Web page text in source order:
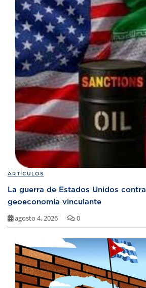
ARTÍCULOS
La guerra de Estados Unidos
geoeconomía vinculante
agosto 4, 2026 0